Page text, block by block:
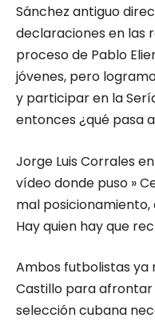
Sánchez antiguo
declaraciones en las
proceso de Pablo
jóvenes, pero
y participar en la
entonces ¿qué pasa
Jorge Luis Corrales
vídeo donde puso »
mal
Hay quien hay que
Ambos futbolistas ya
Castillo para
selección cubana